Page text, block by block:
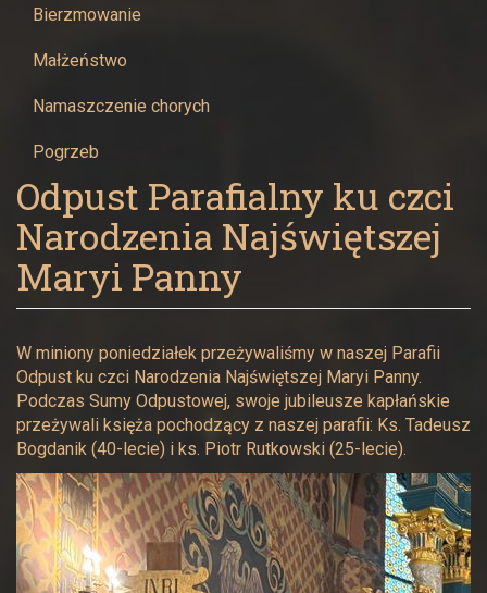
Narodzenia
Najświętszej
Maryi
Panny
w
Żywcu
Bierzmowanie
Małżeństwo
Namaszczenie chorych
Pogrzeb
Odpust Parafialny ku czci
Narodzenia Najświętszej
Maryi Panny
W miniony poniedziałek przeżywaliśmy w naszej Parafii
Odpust ku czci Narodzenia Najświętszej Maryi Panny.
Podczas Sumy Odpustowej, swoje jubileusze kapłańskie
przeżywali księża pochodzący z naszej parafii: Ks. Tadeusz
Bogdanik (40-lecie) i ks. Piotr Rutkowski (25-lecie).